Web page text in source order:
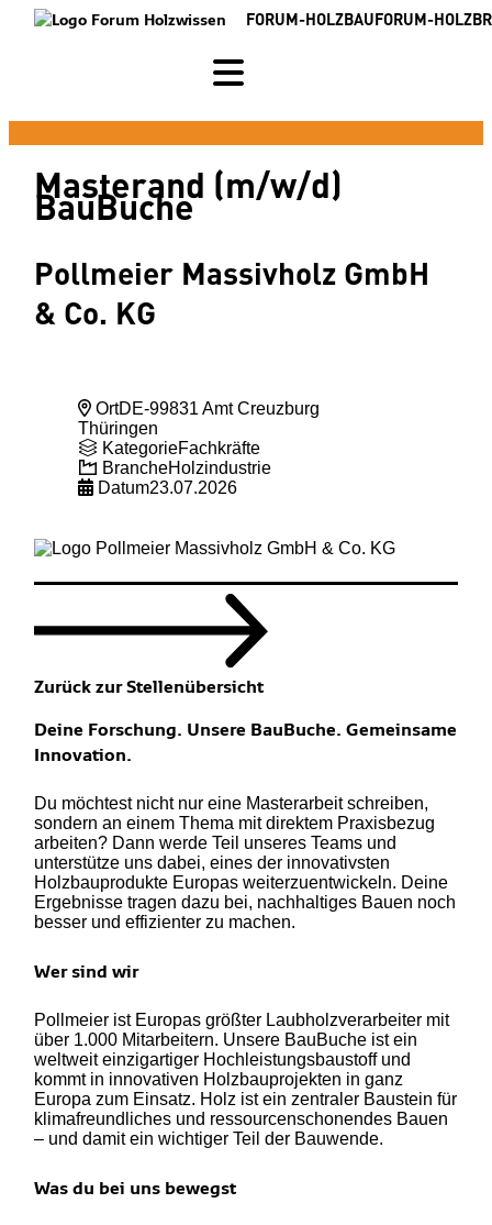
FORUM-HOLZBAUFORUM-
Masterand (m/w/d)
BauBuche
Pollmeier Massivholz GmbH
& Co. KG
OrtDE-99831 Amt Creuzburg
Thüringen
KategorieFachkräfte
BrancheHolzindustrie
Datum23.07.2026
Zurück zur Stellenübersicht
Deine Forschung. Unsere BauBuche. Gemeinsame
Innovation.
Du möchtest nicht nur eine Masterarbeit schreiben,
sondern an einem Thema mit direktem Praxisbezug
arbeiten? Dann werde Teil unseres Teams und
unterstütze uns dabei, eines der innovativsten
Holzbauprodukte Europas weiterzuentwickeln. Deine
Ergebnisse tragen dazu bei, nachhaltiges Bauen noch
besser und effizienter zu machen.
Wer sind wir
Pollmeier ist Europas größter Laubholzverarbeiter mit
über 1.000 Mitarbeitern. Unsere BauBuche ist ein
weltweit einzigartiger Hochleistungsbaustoff und
kommt in innovativen Holzbauprojekten in ganz
Europa zum Einsatz. Holz ist ein zentraler Baustein für
klimafreundliches und ressourcenschonendes Bauen
– und damit ein wichtiger Teil der Bauwende.
Was du bei uns bewegst